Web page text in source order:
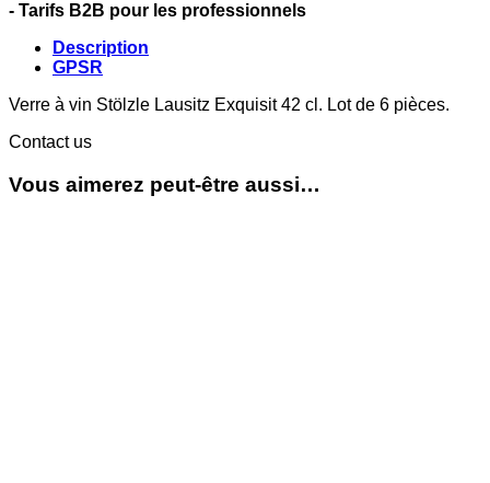
- Tarifs B2B pour les professionnels
Description
GPSR
Verre à vin Stölzle Lausitz Exquisit 42 cl. Lot de 6 pièces.
Contact us
Vous aimerez peut-être aussi…